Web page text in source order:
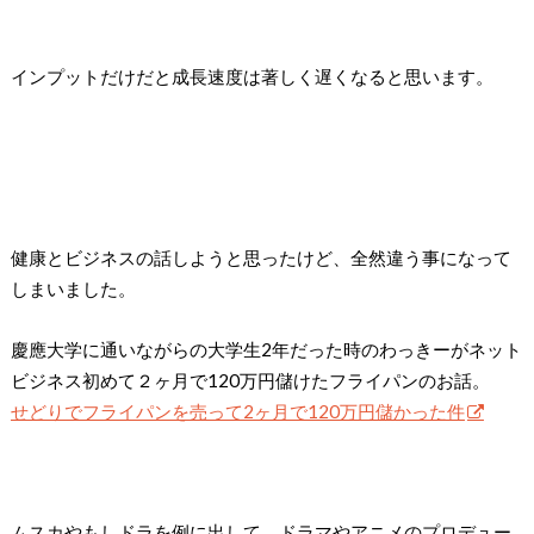
インプットだけだと成長速度は著しく遅くなると思います。
健康とビジネスの話しようと思ったけど、全然違う事になって
しまいました。
慶應大学に通いながらの大学生2年だった時のわっきーがネット
ビジネス初めて２ヶ月で120万円儲けたフライパンのお話。
せどりでフライパンを売って2ヶ月で120万円儲かった件